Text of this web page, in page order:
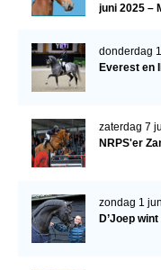
juni 2025 –
donderdag
Everest en
zaterdag 7
NRPS'er
zondag 1
D’Joep